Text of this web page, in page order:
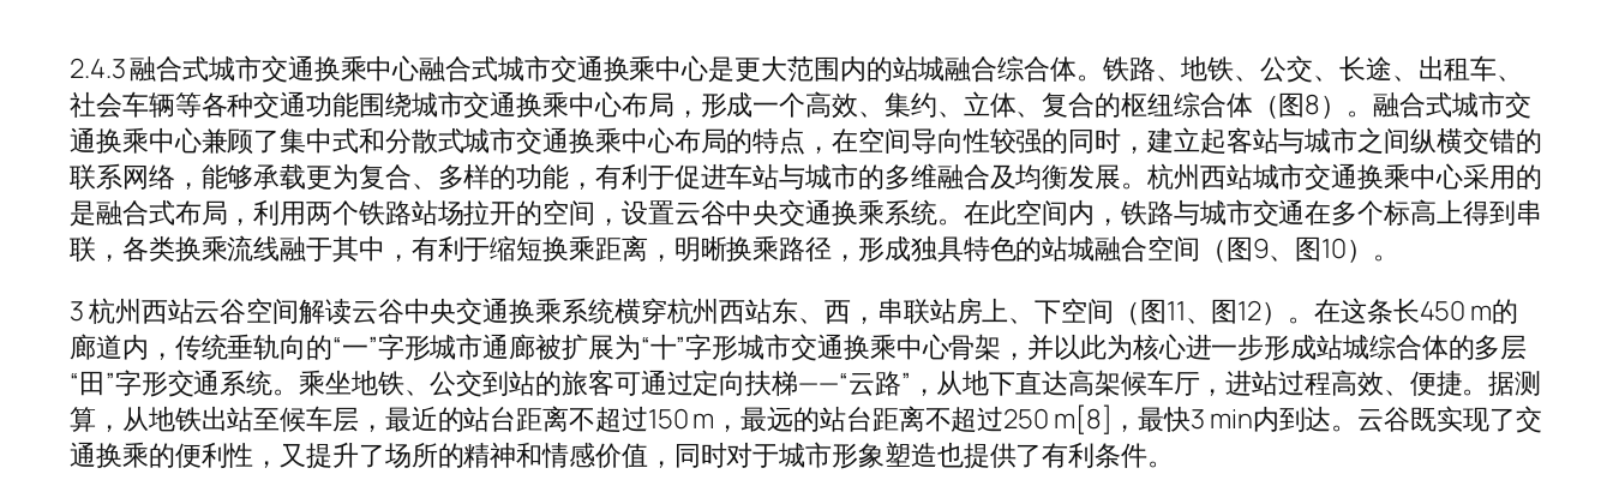
2.4.3 融合式城市交通换乘中心融合式城市交通换乘中心是更大范围内的站城融合综合体。铁路、地铁、公交、长途、出租车、
社会车辆等各种交通功能围绕城市交通换乘中心布局，形成一个高效、集约、立体、复合的枢纽综合体（图8）。融合式城市交
通换乘中心兼顾了集中式和分散式城市交通换乘中心布局的特点，在空间导向性较强的同时，建立起客站与城市之间纵横交错的
联系网络，能够承载更为复合、多样的功能，有利于促进车站与城市的多维融合及均衡发展。杭州西站城市交通换乘中心采用的
是融合式布局，利用两个铁路站场拉开的空间，设置云谷中央交通换乘系统。在此空间内，铁路与城市交通在多个标高上得到串
联，各类换乘流线融于其中，有利于缩短换乘距离，明晰换乘路径，形成独具特色的站城融合空间（图9、图10）。
3 杭州西站云谷空间解读云谷中央交通换乘系统横穿杭州西站东、西，串联站房上、下空间（图11、图12）。在这条长450 m的
廊道内，传统垂轨向的“一”字形城市通廊被扩展为“十”字形城市交通换乘中心骨架，并以此为核心进一步形成站城综合体的多层
“田”字形交通系统。乘坐地铁、公交到站的旅客可通过定向扶梯——“云路”，从地下直达高架候车厅，进站过程高效、便捷。据测
算，从地铁出站至候车层，最近的站台距离不超过150 m，最远的站台距离不超过250 m[8]，最快3 min内到达。云谷既实现了交
通换乘的便利性，又提升了场所的精神和情感价值，同时对于城市形象塑造也提供了有利条件。